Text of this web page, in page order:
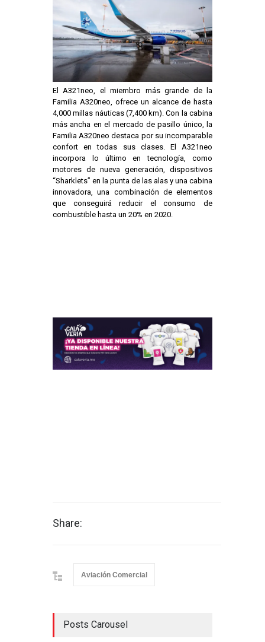
El A321neo, el miembro más grande de la
Familia A320neo, ofrece un alcance de hasta
4,000 millas náuticas (7,400 km). Con la cabina
más ancha en el mercado de pasillo único, la
Familia A320neo destaca por su incomparable
confort en todas sus clases. El A321neo
incorpora lo último en tecnología, como
motores de nueva generación, dispositivos
“Sharklets” en la punta de las alas y una cabina
innovadora, una combinación de elementos
que conseguirá reducir el consumo de
combustible hasta un 20% en 2020.
Share:
Aviación Comercial
Posts Carousel